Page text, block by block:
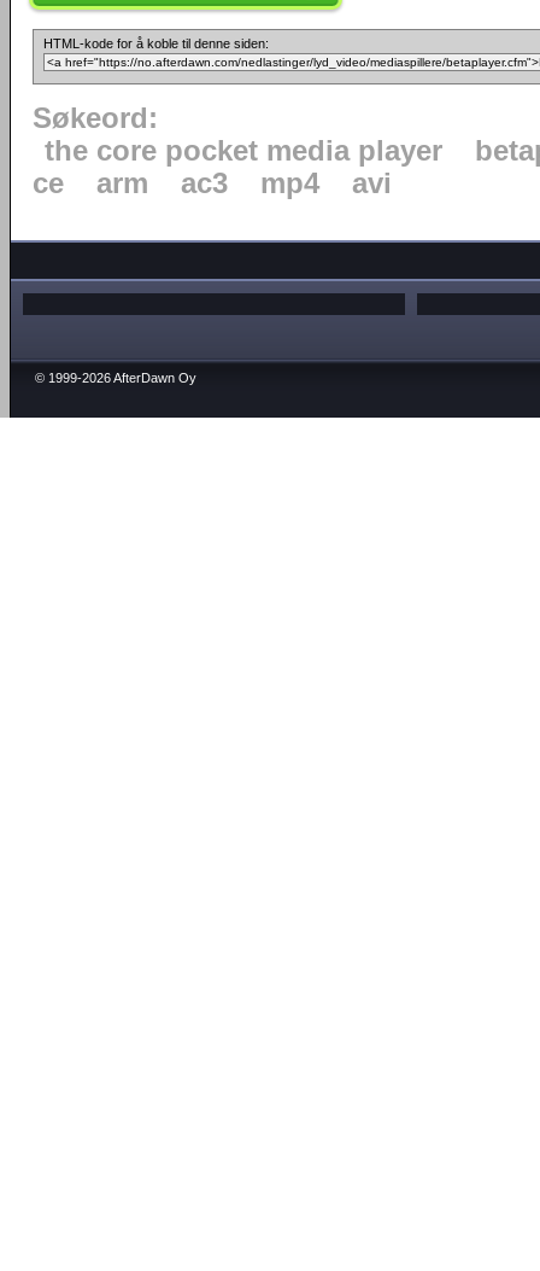
HTML-kode for å koble til denne siden:
Søkeord:
the core pocket media player
ce
arm ac3 mp4 avi
© 1999-2026 AfterDawn Oy